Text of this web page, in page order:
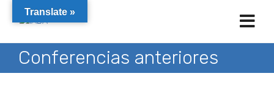
Conferencias anteriores
Translate »